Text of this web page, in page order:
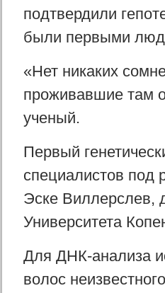
подтвердили
были первыми
«Нет никаких
проживавшие там
ученый.
Первый
специалистов под
Эске Виллерслев,
Университета
Для ДНК-анализа
волос